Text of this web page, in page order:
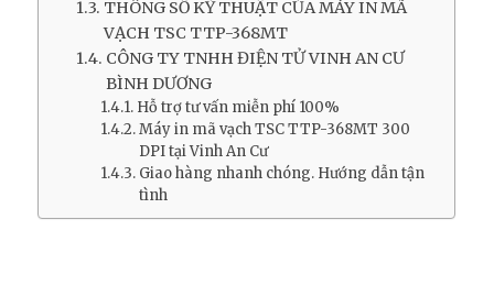
THÔNG SỐ KỸ THUẬT CỦA MÁY IN MÃ
VẠCH TSC TTP-368MT
CÔNG TY TNHH ĐIỆN TỬ VINH AN CƯ
BÌNH DƯƠNG
Hỗ trợ tư vấn miễn phí 100%
Máy in mã vạch TSC TTP-368MT 300
DPI tại Vinh An Cư
Giao hàng nhanh chóng. Hướng dẫn tận
tình